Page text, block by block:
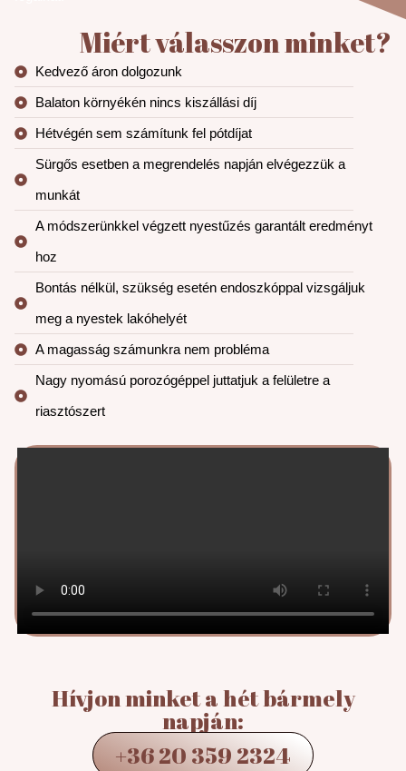
Miért válasszon minket?
Kedvező áron dolgozunk
Balaton környékén nincs kiszállási díj
Hétvégén sem számítunk fel pótdíjat
Sürgős esetben a megrendelés napján elvégezzük a
munkát
A módszerünkkel végzett nyestűzés garantált eredményt
hoz
Bontás nélkül, szükség esetén endoszkóppal vizsgáljuk
meg a nyestek lakóhelyét
A magasság számunkra nem probléma
Nagy nyomású porozógéppel juttatjuk a felületre a
riasztószert
Hívjon minket a hét bármely
napján:
+36 20 359 2324